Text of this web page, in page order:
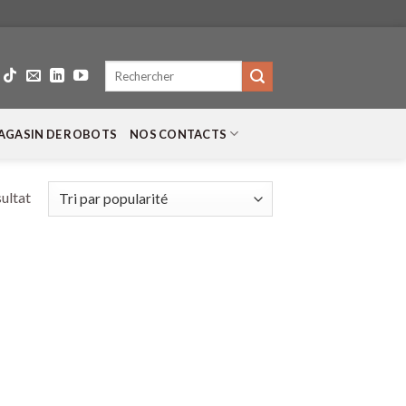
Recherche
DE ROBOTS NOS CONTACTS